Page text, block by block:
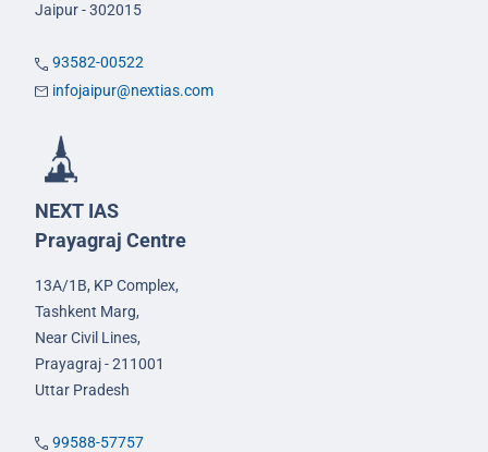
Jaipur - 302015
93582-00522
infojaipur@nextias.com
NEXT IAS
Prayagraj Centre
13A/1B, KP Complex,
Tashkent Marg,
Near Civil Lines,
Prayagraj - 211001
Uttar Pradesh
99588-57757